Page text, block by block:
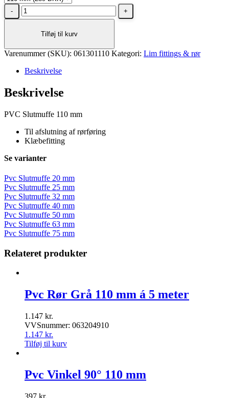
Pvc
Slutmuffe
Tilføj til kurv
Varenummer (SKU): 061301110 Kategori: Lim fittings & rør
Beskrivelse
Beskrivelse
PVC Slutmuffe 110 mm
Til afslutning af rørføring
Klæbefitting
Se varianter
Pvc Slutmuffe 20 mm
Pvc Slutmuffe 25 mm
Pvc Slutmuffe 32 mm
Pvc Slutmuffe 40 mm
Pvc Slutmuffe 50 mm
Pvc Slutmuffe 63 mm
Pvc Slutmuffe 75 mm
Relateret produkter
Pvc Rør Grå 110 mm á 5 meter
1.147 kr.
VVSnummer: 063204910
1.147 kr.
Tilføj til kurv
Pvc Vinkel 90° 110 mm
397 kr.